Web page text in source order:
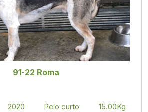
91-22 Roma
2020 Pelo curto
15.00Kg